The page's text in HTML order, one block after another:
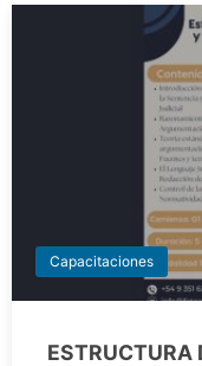
Capacitaciones
ESTRUCTURA